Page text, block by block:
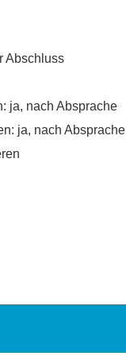
Abschluss
ja, nach Absprache
ja, nach Absprache